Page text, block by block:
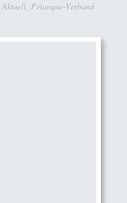
Aktuell, Pétanque-Verband